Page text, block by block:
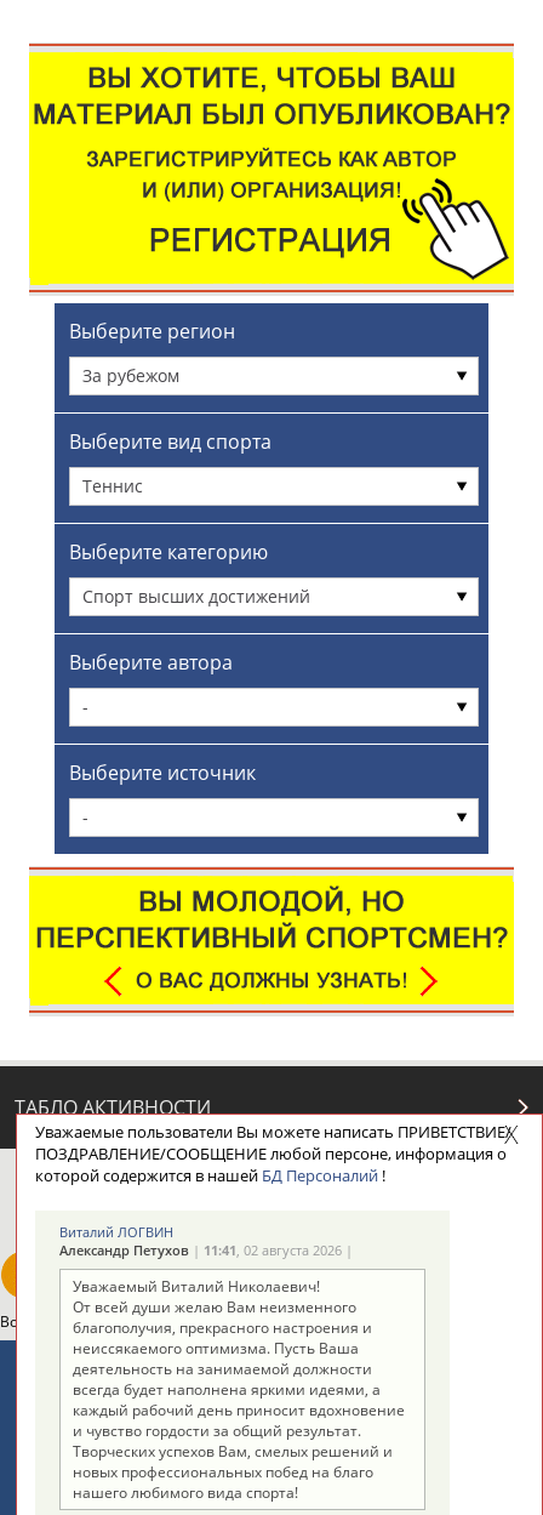
Выберите регион
За рубежом
Выберите вид спорта
Теннис
Выберите категорию
Спорт высших достижений
Выберите автора
-
Выберите источник
-
ТАБЛО АКТИВНОСТИ
ЦЕЛИ ПРОЕКТА НАШИ КНОПКИ
Вопросы сотрудничества и совместной деятельности
Стадион, 1998-2026
Разработка и поддержка ООО НАИТ «Стадион»
Адресов в новостной рассылке: 996
Подпишись
Уважаемые пользователи Вы можете написать ПРИВЕТСТВИЕ/
ПОЗДРАВЛЕНИЕ/СООБЩЕНИЕ любой персоне, информация о
которой содержится в нашей БД Персоналий!
Виталий ЛОГВИН
Александр Петухов| 11:41, 02 августа 2026 |
Уважаемый Виталий Николаевич!
От всей души желаю Вам неизменного
благополучия, прекрасного настроения и
неиссякаемого оптимизма. Пусть Ваша
деятельность на занимаемой должности
всегда будет наполнена яркими идеями, а
каждый рабочий день приносит вдохновение
и чувство гордости за общий результат.
Творческих успехов Вам, смелых решений и
новых профессиональных побед на благо
нашего любимого вида спорта!